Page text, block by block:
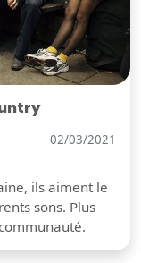
02/03/2021
ils aiment le
sons. Plus